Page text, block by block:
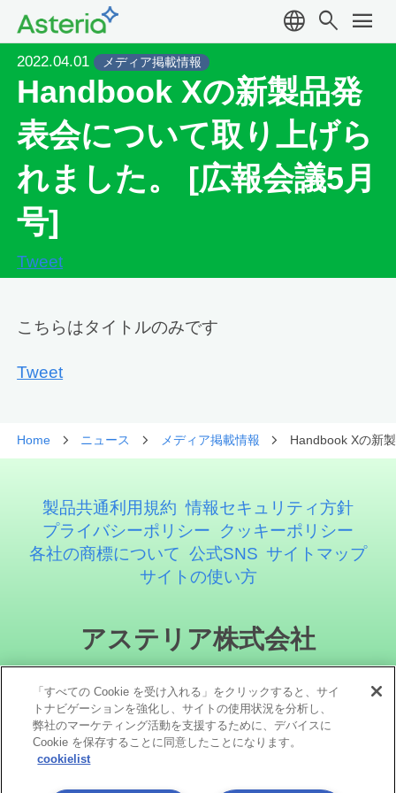
language search menu
2022.04.01 メディア掲載情報
Handbook Xの新製品発
表会について取り上げら
れました。 [広報会議5月
号]
Tweet
こちらはタイトルのみです
Tweet
Home ニュース メディア掲載情報 Handbook Xの新
製品共通利用規約 情報セキュリティ方針
プライバシーポリシー
クッキーポリシー
各社の商標について 公式SNS サイトマップ
サイトの使い方
アステリア株式会社
「すべての Cookie を受け入れる」をクリックすると、サイ
トナビゲーションを強化し、サイトの使用状況を分析し、
弊社のマーケティング活動を支援するために、デバイスに
Cookie を保存することに同意したことになります。
cookielist